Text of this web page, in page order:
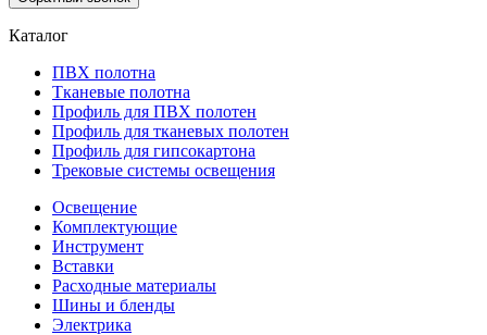
Каталог
ПВХ полотна
Тканевые полотна
Профиль для ПВХ полотен
Профиль для тканевых полотен
Профиль для гипсокартона
Трековые системы освещения
Освещение
Комплектующие
Инструмент
Вставки
Расходные материалы
Шины и бленды
Электрика